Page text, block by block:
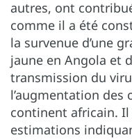
autres, ont
comme il a été
la survenue d’une
jaune en Angola et
transmission du
l’augmentation des
continent africain. Il
estimations